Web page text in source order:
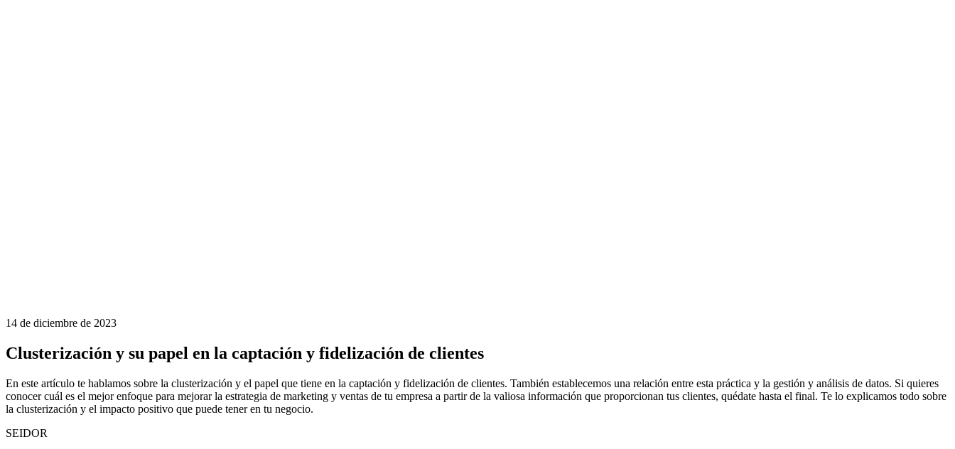
14 de diciembre de 2023
Clusterización y su papel en la captación y fidelización de clientes
En este artículo te hablamos sobre la clusterización y el papel que tiene en la captación y fidelización de clientes. También establecemos una relación entre esta práctica y la gestión y análisis de datos. Si quieres
conocer cuál es el mejor enfoque para mejorar la estrategia de marketing y ventas de tu empresa a partir de la valiosa información que proporcionan tus clientes, quédate hasta el final. Te lo explicamos todo sobre
la clusterización y el impacto positivo que puede tener en tu negocio.
SEIDOR